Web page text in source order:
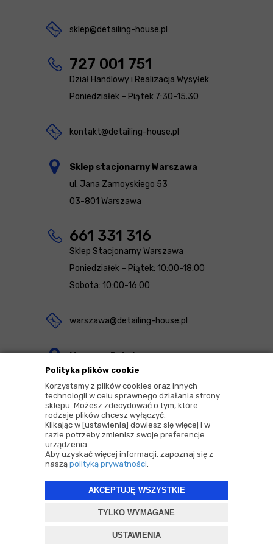
Polityka plików cookie
Korzystamy z plików cookies oraz innych
technologii w celu sprawnego działania strony
sklepu. Możesz zdecydować o tym, które
rodzaje plików chcesz wyłączyć.
Klikając w [ustawienia] dowiesz się więcej i w
razie potrzeby zmienisz swoje preferencje
urządzenia.
Aby uzyskać więcej informacji, zapoznaj się z
naszą polityką prywatności.
AKCEPTUJĘ WSZYSTKIE
TYLKO WYMAGANE
USTAWIENIA
sklep@detailing-house.pl
727 001 751
Dział Handlowy i Realizacja Wysyłek
Poniedziałek – Piątek 7:30-15.30
kontakt@detailing-house.pl
Sklep stacjonarny Warszawa
ul. Jana Zamoyskiego 53
03-801 Warszawa
661 331 316
Sklep Stacjonarny Warszawa
Poniedziałek – Piątek: 10:00-18:00
Sobota: 10:00-16:00
warszawa@detailing-house.pl
Magazyn Rekcin
Nomos Sp. z o.o. sp.k.
ul. Agrestowa 1
83-010 Rekcin
2026 © Copyrights by |Detailing House